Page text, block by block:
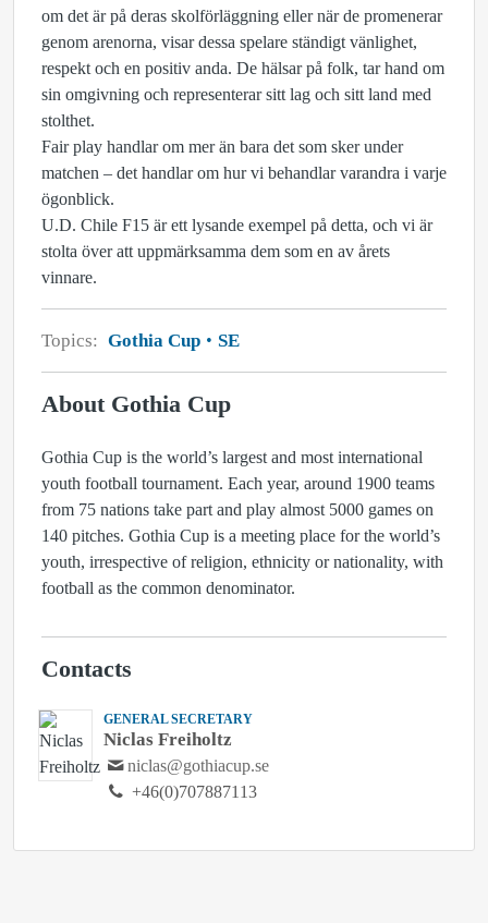
om det är på deras skolförläggning eller när de promenerar
genom arenorna, visar dessa spelare ständigt vänlighet,
respekt och en positiv anda. De hälsar på folk, tar hand om
sin omgivning och representerar sitt lag och sitt land med
stolthet.
Fair play handlar om mer än bara det som sker under
matchen – det handlar om hur vi behandlar varandra i varje
ögonblick.
U.D. Chile F15 är ett lysande exempel på detta, och vi är
stolta över att uppmärksamma dem som en av årets
vinnare.
Topics: Gothia Cup SE
About Gothia Cup
Gothia Cup is the world’s largest and most international
youth football tournament. Each year, around 1900 teams
from 75 nations take part and play almost 5000 games on
140 pitches. Gothia Cup is a meeting place for the world’s
youth, irrespective of religion, ethnicity or nationality, with
football as the common denominator.
Contacts
GENERAL SECRETARY
Niclas Freiholtz
niclas@gothiacup.se
+46(0)707887113